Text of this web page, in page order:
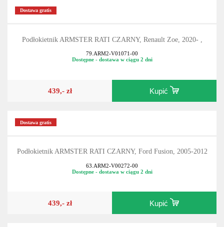
Dostawa gratis
Podłokietnik ARMSTER RATI CZARNY, Renault Zoe, 2020- ,
79.ARM2-V01071-00
Dostępne - dostawa w ciągu 2 dni
439,- zł Kupić
Dostawa gratis
Podłokietnik ARMSTER RATI CZARNY, Ford Fusion, 2005-2012
63.ARM2-V00272-00
Dostępne - dostawa w ciągu 2 dni
439,- zł Kupić